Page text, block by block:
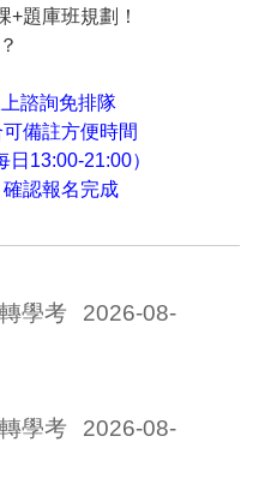
+題庫班規劃！
諮詢免排隊
備註方便時間
日13:00-21:00）
認報名完成
學考
2026-08-
學考
2026-08-